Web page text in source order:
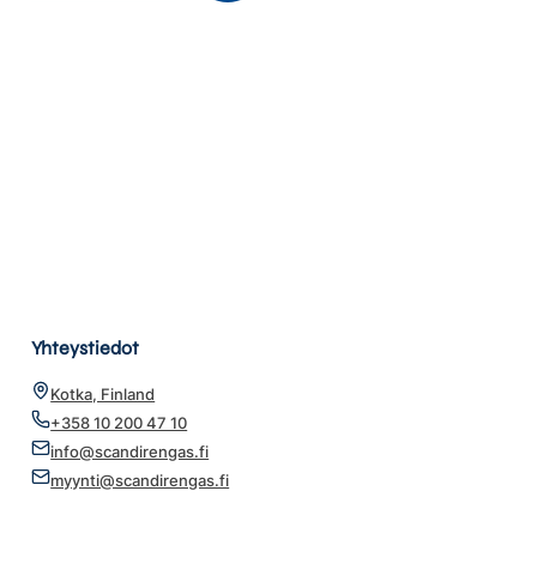
Yhteystiedot
Kotka, Finland
+358 10 200 47 10
info@scandirengas.fi
myynti@scandirengas.fi